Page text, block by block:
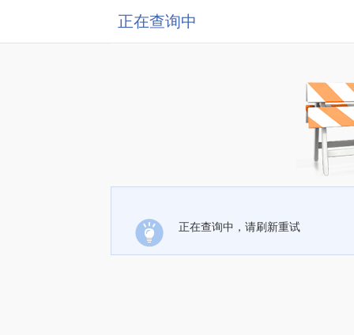
正在查询中
正在查询中，请刷新重试